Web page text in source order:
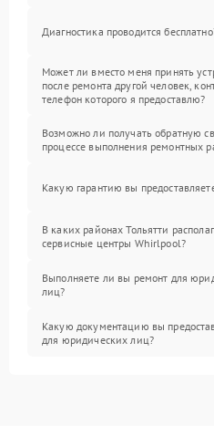
Диагностика проводится
Может ли вместо меня принять
после ремонта другой человек,
телефон которого я предоставлю?
Возможно ли получать обратную
процессе выполнения ремонтных
Какую гарантию вы
В каких районах Тольятти
сервисные центры Whirlpool?
Выполняете ли вы ремонт для
лиц?
Какую документацию вы
для юридических лиц?